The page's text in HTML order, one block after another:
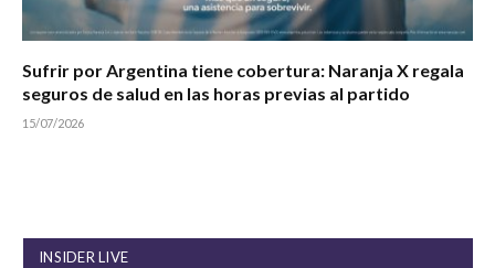
Sufrir por Argentina tiene cobertura: Naranja X regala
seguros de salud en las horas previas al partido
15/07/2026
INSIDER LIVE